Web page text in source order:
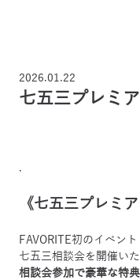
2026.01.22
七五三プレミ
.
《七五三プレミ
FAVORITE初のイベント
七五三相談会を開催い
相談会参加で豪華な特